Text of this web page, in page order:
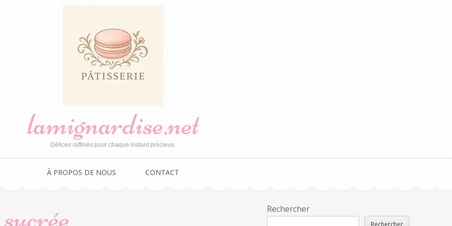
lamignardise.net
Délices raffinés pour chaque instant précieux.
À PROPOS DE NOUS CONTACT
Rechercher